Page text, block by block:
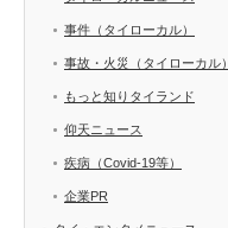
事件（タイローカル）
事故・火災（タイローカル）
もっと知りタイランド
仰天ニュース
疾病（Covid-19等）
企業PR